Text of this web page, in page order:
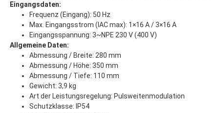
Eingangsdaten:
Frequenz (Eingang): 50 Hz
Max. Eingangsstrom (IAC max): 1×16 A / 3×16 A
Eingangsspannung: 3~NPE 230 V (400 V)
Allgemeine Daten:
Abmessung / Breite: 280 mm
Abmessung / Höhe: 350 mm
Abmessung / Tiefe: 110 mm
Gewicht: 3,9 kg
Art der Leistungsregelung: Pulsweitenmodulation
Schutzklasse: IP54